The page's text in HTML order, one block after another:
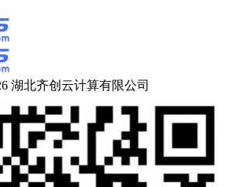
湖北齐创云计算有限公司